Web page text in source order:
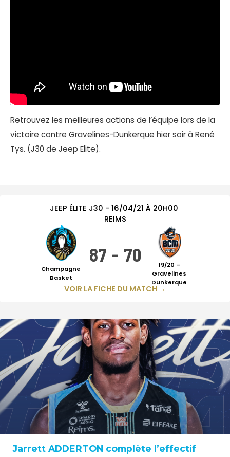
Retrouvez les meilleures actions de l’équipe lors de la
victoire contre Gravelines-Dunkerque hier soir à René
Tys. (J30 de Jeep Elite).
JEEP ÉLITE J30 - 16/04/21 À 20H00
REIMS
Champagne
Basket
87 - 70
19/20 –
Gravelines
Dunkerque
VOIR LA FICHE DU MATCH →
Jarrett ADDERTON complète l’effectif